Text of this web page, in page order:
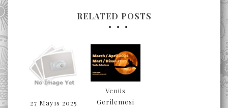
RELATED POSTS
27 Mayıs 2025
Venüs
Gerilemesi